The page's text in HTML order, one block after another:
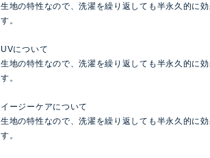
生地の特性なので、洗濯を繰り返しても半永久的に効
す。
UVについて
生地の特性なので、洗濯を繰り返しても半永久的に効
す。
イージーケアについて
生地の特性なので、洗濯を繰り返しても半永久的に効
す。